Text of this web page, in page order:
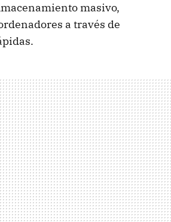
masivo,
a través de